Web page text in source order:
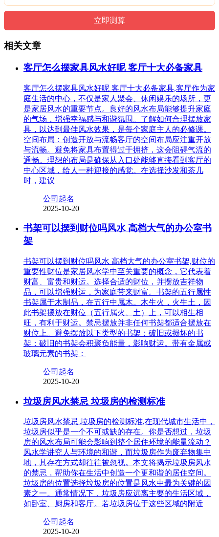
相关文章
客厅怎么摆家具风水好呢 客厅十大必备家具
客厅怎么摆家具风水好呢 客厅十大必备家具,客厅作为家
庭生活的中心，不仅是家人聚会、休闲娱乐的场所，更
是家居风水的重要节点。良好的风水布局能够提升家庭
的气场，增强幸福感与和谐氛围。了解如何合理摆放家
具，以达到最佳风水效果，是每个家庭主人的必修课。
空间布局：创造开放与流畅客厅的空间布局应注重开放
与流畅。避免将家具布置得过于拥挤，这会阻碍气流的
通畅。理想的布局是确保从入口处能够直接看到客厅的
中心区域，给人一种迎接的感觉。在选择沙发和茶几
时，建议
公司起名
2025-10-20
书架可以摆到财位吗风水 高档大气的办公室书
架
书架可以摆到财位吗风水 高档大气的办公室书架,财位的
重要性财位是家居风水学中至关重要的概念，它代表着
财富、富贵和财运。选择合适的财位，并摆放吉祥物
品，可以增强财运，为家庭带来财富。书架的五行属性
书架属于木制品，在五行中属木。木生火，火生土，因
此书架摆放在财位（五行属火、土）上，可以相生相
旺，有利于财运。禁忌摆放并非任何书架都适合摆放在
财位上。避免摆放以下类型的书架：破旧或损坏的书
架：破旧的书架会积聚负能量，影响财运。带有金属或
玻璃元素的书架：
公司起名
2025-10-20
垃圾房风水禁忌 垃圾房的检测标准
垃圾房风水禁忌 垃圾房的检测标准,在现代城市生活中，
垃圾房似乎是一个不可或缺的存在。你是否想过，垃圾
房的风水布局可能会影响到整个居住环境的能量流动？
风水学讲究人与环境的和谐，而垃圾房作为废弃物集中
地，其存在方式却往往被忽视。本文将揭示垃圾房风水
的禁忌，帮助你在生活中创造一个更和谐的居住空间。
垃圾房的位置选择垃圾房的位置是风水中最为关键的因
素之一。通常情况下，垃圾房应远离主要的生活区域，
如卧室、厨房和客厅。若垃圾房位于这些区域的附近
公司起名
2025-10-20